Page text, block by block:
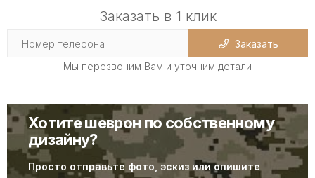
Заказать в 1 клик
Заказать
Мы перезвоним Вам и уточним детали
Хотите шеврон по собственному
дизайну?
Просто отправьте фото, эскиз или опишите